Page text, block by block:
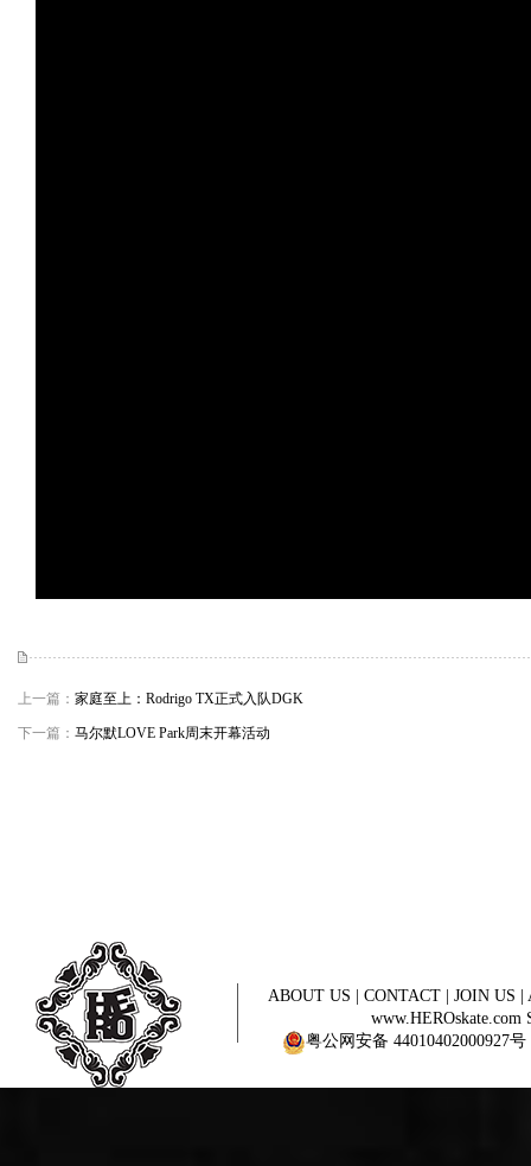
上一篇： 家庭至上：Rodrigo TX正式入队DGK
下一篇： 马尔默LOVE Park周末开幕活动
ABOUT US CONTACT JOIN US
www.HEROskate.com
粤公网安备 44010402000927号